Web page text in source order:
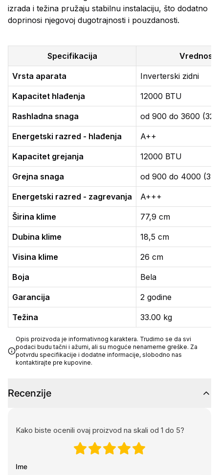
izrada i težina pružaju stabilnu instalaciju, što dodatno
doprinosi njegovoj dugotrajnosti i pouzdanosti.
Specifikacija Vrednost
Vrsta aparata Inverterski zidni
Kapacitet hlađenja 12000 BTU
Rashladna snaga od 900 do 3600
Energetski razred - hlađenja A++
Kapacitet grejanja 12000 BTU
Grejna snaga od 900 do 4000
Energetski razred - zagrevanja A+++
Širina klime 77,9 cm
Dubina klime 18,5 cm
Visina klime 26 cm
Boja Bela
Garancija 2 godine
Težina 33.00 kg
Opis proizvoda je informativnog karaktera. Trudimo se da svi
podaci budu tačni i ažurni, ali su moguće nenamerne greške. Za
potvrdu specifikacije i dodatne informacije, slobodno nas
kontaktirajte pre kupovine.
Recenzije
Kako biste ocenili ovaj proizvod na skali od 1 do 5?
Ime